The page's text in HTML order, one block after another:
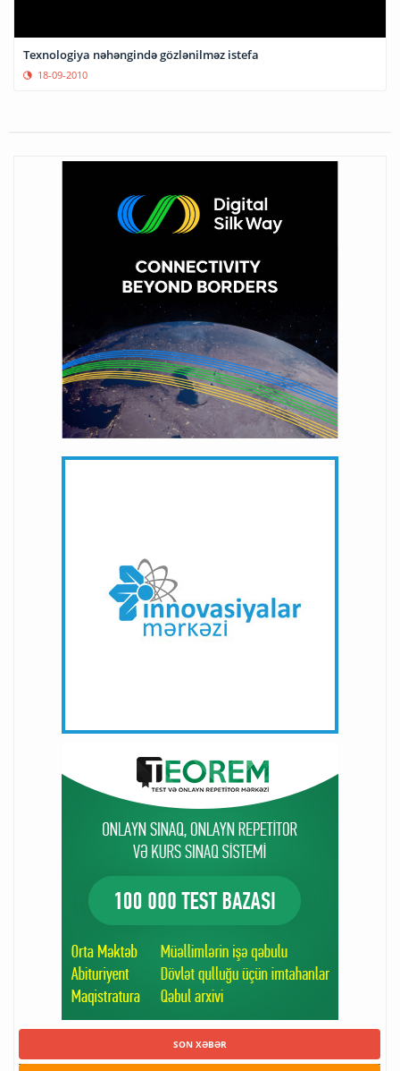
Texnologiya nəhəngində gözlənilməz istefa
18-09-2010
SON XƏBƏR